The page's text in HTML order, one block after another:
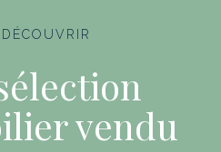
vendu